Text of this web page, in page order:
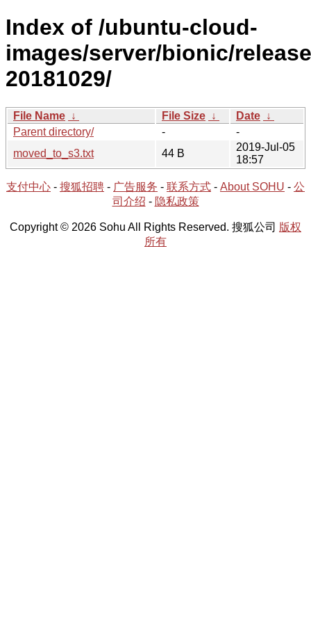
Index of /ubuntu-cloud-
images/server/bionic/
20181029/
File Name ↓ File Size ↓ Date ↓
Parent directory/
-
-
moved_to_s3.txt
44 B
2019-Jul-05
18:57
支付中心 - 搜狐招聘 - 广告服务 - 联系方式 - About SOHU - 公
司介绍 - 隐私政策
Copyright © 2026 Sohu All Rights Reserved. 搜狐公司 版权
所有